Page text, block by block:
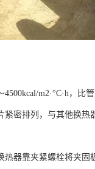
m2·°C·h，比
紧密排列，与其他换
热器靠夹紧螺栓将夹